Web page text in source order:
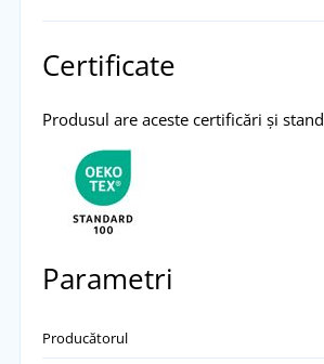
Renata
oricum mărimea de care aveți
că se va potrivi. subțire și ușor.
galben și unul albastru deschis.
Certificate
Produsul are aceste certificări și
Parametri
Producătorul